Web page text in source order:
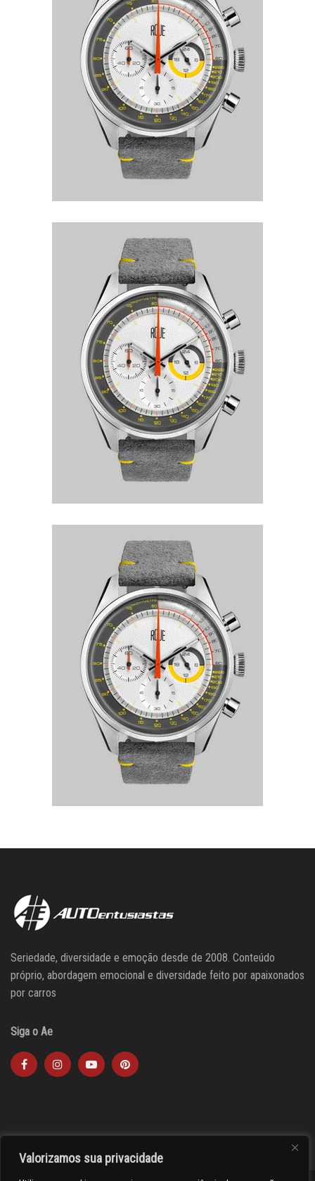
Valorizamos sua privacidade
Seriedade, diversidade e emoção desde de 2008. Conteúdo
próprio, abordagem emocional e diversidade feito por apaixonados
por carros
Siga o Ae